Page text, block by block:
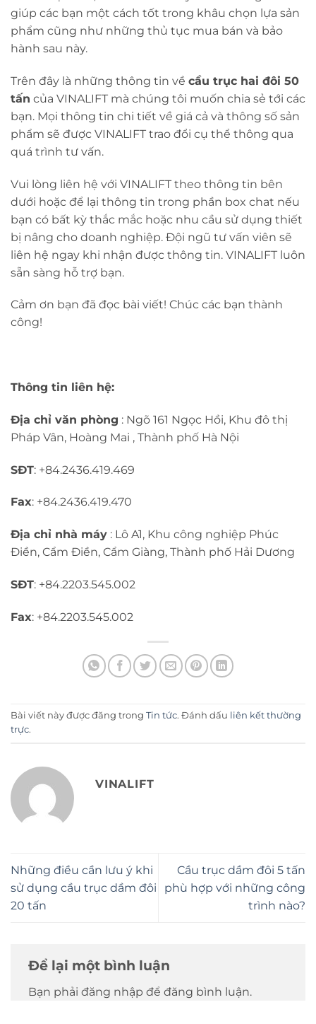
giúp các bạn một cách tốt trong khâu chọn lựa sản
phẩm cũng như những thủ tục mua bán và bảo
hành sau này.
Trên đây là những thông tin về cầu trục hai đôi 50
tấn của VINALIFT mà chúng tôi muốn chia sẻ tới các
bạn. Mọi thông tin chi tiết về giá cả và thông số sản
phẩm sẽ được VINALIFT trao đổi cụ thể thông qua
quá trình tư vấn.
Vui lòng liên hệ với VINALIFT theo thông tin bên
dưới hoặc để lại thông tin trong phần box chat nếu
bạn có bất kỳ thắc mắc hoặc nhu cầu sử dụng thiết
bị nâng cho doanh nghiệp. Đội ngũ tư vấn viên sẽ
liên hệ ngay khi nhận được thông tin. VINALIFT luôn
sẵn sàng hỗ trợ bạn.
Cảm ơn bạn đã đọc bài viết! Chúc các bạn thành
công!
Thông tin liên hệ:
Địa chỉ văn phòng : Ngõ 161 Ngọc Hồi, Khu đô thị
Pháp Vân, Hoàng Mai , Thành phố Hà Nội
SĐT: +84.2436.419.469
Fax: +84.2436.419.470
Địa chỉ nhà máy : Lô A1, Khu công nghiệp Phúc
Điền, Cẩm Điền, Cẩm Giàng, Thành phố Hải Dương
SĐT: +84.2203.545.002
Fax: +84.2203.545.002
Bài viết này được đăng trong Tin tức. Đánh dấu liên kết thường
trực.
VINALIFT
Những điều cần lưu ý khi
sử dụng cầu trục dầm đôi
20 tấn
Cầu trục dầm đôi 5 tấn
phù hợp với những công
trình nào?
Để lại một bình luận
Bạn phải đăng nhập để đăng bình luận.